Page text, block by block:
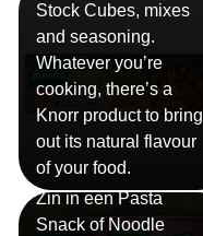
Stock Cubes, mixes
and seasoning.
Whatever you’re
cooking, there’s a
Knorr product to bring
out its natural flavour
of your food.
Snackpots
Zin in een Pasta
Snack of Noodle